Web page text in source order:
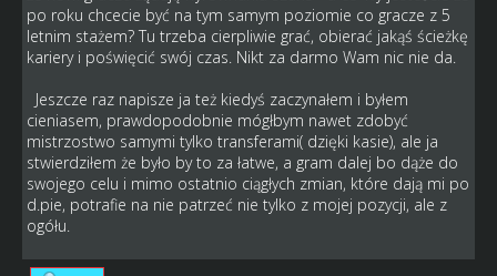
po roku chcecie być na tym samym poziomie co gracze z 5
letnim stażem? Tu trzeba cierpliwie grać, obierać jakąś ścieżkę
kariery i poświęcić swój czas. Nikt za darmo Wam nic nie da.
Jeszcze raz napisze ja też kiedyś zaczynałem i byłem
cieniasem, prawdopodobnie mógłbym nawet zdobyć
mistrzostwo samymi tylko transferami( dzięki kasie), ale ja
stwierdziłem że było by to za łatwe, a gram dalej bo dąże do
swojego celu i mimo ostatnio ciągłych zmian, które dają mi po
d.pie, potrafie na nie patrzeć nie tylko z mojej pozycji, ale z
ogółu.